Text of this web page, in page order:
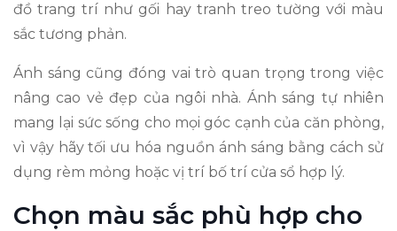
đồ trang trí như gối hay tranh treo tường với màu
sắc tương phản.
Ánh sáng cũng đóng vai trò quan trọng trong việc
nâng cao vẻ đẹp của ngôi nhà. Ánh sáng tự nhiên
mang lại sức sống cho mọi góc cạnh của căn phòng,
vì vậy hãy tối ưu hóa nguồn ánh sáng bằng cách sử
dụng rèm mỏng hoặc vị trí bố trí cửa sổ hợp lý.
Chọn màu sắc phù hợp cho